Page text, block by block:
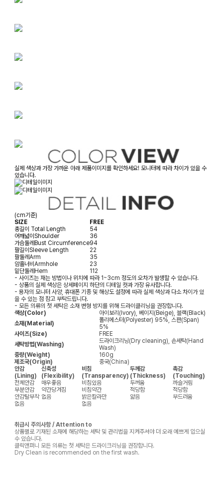
실제 색상과 가장 가까운 아래 제품이미지를 확인하세요! 모니터에 따라 차이가 있을 수
있습니다.
(cm기준)
SIZE
FREE
총길이 Total Length
54
어깨넓이Shoulder
36
가슴둘레Bust Circumference94
팔길이Sleeve Length
22
팔둘레Arm
35
암홀너비Armhole
23
밑단둘레Hem
112
- 사이즈는 재는 방법이나 위치에 따라 1~3cm 정도의 오차가 발생할 수 있습니다.
- 상품의 실제 색상은 상세페이지 하단의 디테일 컷과 가장 유사합니다.
- 용자의 모니터 사양, 휴대폰 기종 및 해상도 설정에 따라 실제 색상과 다소 차이가 있
을 수 있는 점 참고 부탁드립니다.
- 모든 의류의 첫 세탁은 소재 변형 방지를 위해 드라이클리닝을 권장합니다.
색상(Color)
아이보리(Ivory), 베이지(Beige), 블랙(Black)
소재(Material)
폴리에스터(Polyester) 95%, 스판(Span)
5%
사이즈(Size)
FREE
세탁방법(Washing)
드라이크리닝(Dry cleaning), 손세탁(Hand
Wash)
중량(Weight)
160g
제조국(Origin)
중국(China)
안감
(Lining)
신축성
(Flexibility)
비침
(Transparency)
두께감
(Thickness)
촉감
(Touching)
전체안감
매우좋음 비침있음 두꺼움
까슬거림
부분안감
약간당겨짐 비침약간 적당함
적당함
안감탈부착 없음 밝은칼라만 얇음
부드러움
없음
없음
취급시 주의사항 / Attention to
상품별로 기재된 소재에 해당하는 세탁 및 관리법을 지켜주셔야 더 오래 예쁘게 입으실
수 있습니다.
클릭앤퍼니 모든 의류는 첫 세탁은 드라이크리닝을 권장합니다.
Dry Clean is recommended on the first wash.